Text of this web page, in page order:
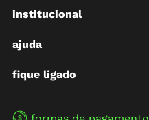
institucional
ajuda
fique ligado